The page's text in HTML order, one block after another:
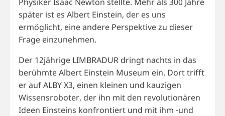
später ist es Albert Einstein, der es uns
ermöglicht, eine andere Perspektive zu dieser
Frage einzunehmen.
Der 12jährige LIMBRADUR dringt nachts in das
berühmte Albert Einstein Museum ein. Dort trifft
er auf ALBY X3, einen kleinen und kauzigen
Wissensroboter, der ihn mit den revolutionären
Ideen Einsteins konfrontiert und mit ihm -und